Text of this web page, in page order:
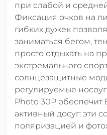
при слабой и
Фиксация очков на
гибких дужек
заниматься бегом,
просто отдыхать на
экстремального
солнцезащитные
регулируемые
Photo 30P
активный досуг: эти
поляризацией и